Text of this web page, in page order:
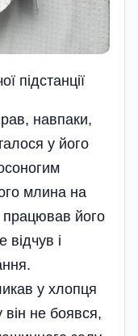
підстанції
навпаки,
у його
млина на
його
і
у хлопця
не боявся,